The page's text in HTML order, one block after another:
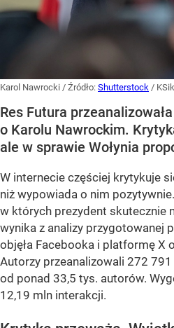
Karol Nawrocki / Źródło: Shutterstock /
Res Futura
o Karolu Nawrockim.
ale w sprawie Wołynia
W internecie częściej krytykuje
niż wypowiada o nim
w których prezydent skutecznie
wynika z analizy przygotowanej
objęła Facebooka i platformę X
Autorzy przeanalizowali 272
od ponad 33,5 tys. autorów.
12,19 mln interakcji.